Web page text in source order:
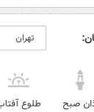
صبح
طلوع